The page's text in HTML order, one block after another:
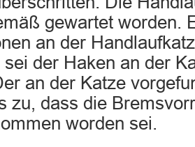
gewartet worden.
an der
der Haken an der
an der Katze
zu, dass die
worden sei.